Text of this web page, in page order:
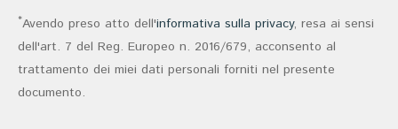
*Avendo preso atto dell'informativa sulla privacy, resa ai sensi
dell'art. 7 del Reg. Europeo n. 2016/679, acconsento al
trattamento dei miei dati personali forniti nel presente
documento.